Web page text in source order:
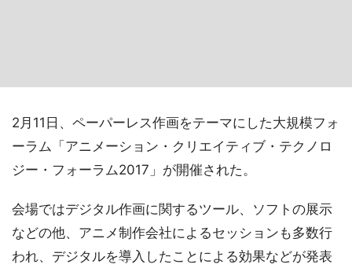
2月11日、ペーパーレス作画をテーマにした大規模フォ
ーラム「アニメーション・クリエイティブ・テクノロ
ジー・フォーラム2017」が開催された。
会場ではデジタル作画に関するツール、ソフトの展示
などの他、アニメ制作会社によるセッションも多数行
われ、デジタルを導入したことによる効果などが発表